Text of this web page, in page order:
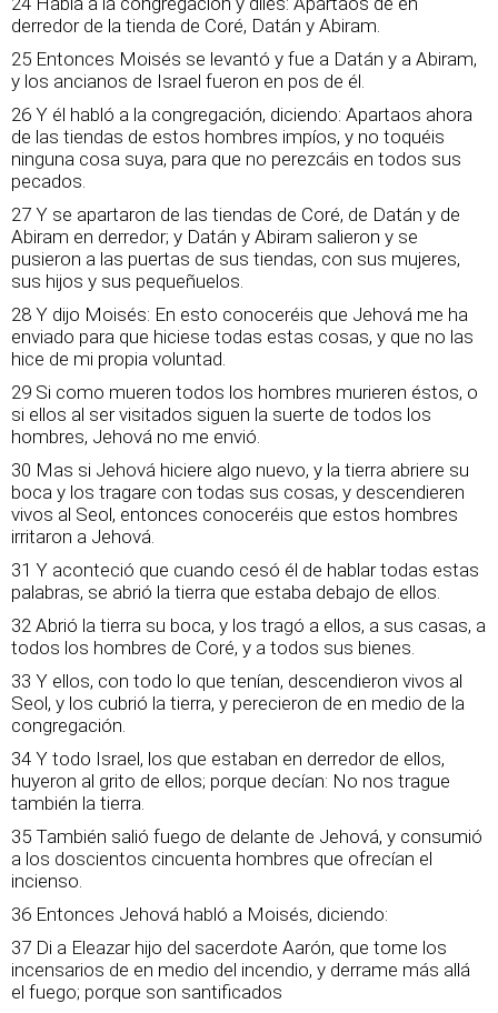
derredor de la tienda de Coré, Datán y Abiram.
25 Entonces Moisés se levantó y fue a Datán y a Abiram,
y los ancianos de Israel fueron en pos de él.
26 Y él habló a la congregación, diciendo: Apartaos ahora
de las tiendas de estos hombres impíos, y no toquéis
ninguna cosa suya, para que no perezcáis en todos sus
pecados.
27 Y se apartaron de las tiendas de Coré, de Datán y de
Abiram en derredor; y Datán y Abiram salieron y se
pusieron a las puertas de sus tiendas, con sus mujeres,
sus hijos y sus pequeñuelos.
28 Y dijo Moisés: En esto conoceréis que Jehová me ha
enviado para que hiciese todas estas cosas, y que no las
hice de mi propia voluntad.
29 Si como mueren todos los hombres murieren éstos, o
si ellos al ser visitados siguen la suerte de todos los
hombres, Jehová no me envió.
30 Mas si Jehová hiciere algo nuevo, y la tierra abriere su
boca y los tragare con todas sus cosas, y descendieren
vivos al Seol, entonces conoceréis que estos hombres
irritaron a Jehová.
31 Y aconteció que cuando cesó él de hablar todas estas
palabras, se abrió la tierra que estaba debajo de ellos.
32 Abrió la tierra su boca, y los tragó a ellos, a sus casas, a
todos los hombres de Coré, y a todos sus bienes.
33 Y ellos, con todo lo que tenían, descendieron vivos al
Seol, y los cubrió la tierra, y perecieron de en medio de la
congregación.
34 Y todo Israel, los que estaban en derredor de ellos,
huyeron al grito de ellos; porque decían: No nos trague
también la tierra.
35 También salió fuego de delante de Jehová, y consumió
a los doscientos cincuenta hombres que ofrecían el
incienso.
36 Entonces Jehová habló a Moisés, diciendo:
37 Di a Eleazar hijo del sacerdote Aarón, que tome los
incensarios de en medio del incendio, y derrame más allá
el fuego; porque son santificados